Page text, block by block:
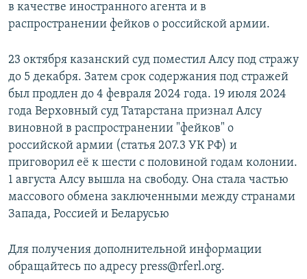
в качестве иностранного агента и в
распространении фейков о российской армии.
23 октября казанский суд поместил Алсу под стражу
до 5 декабря. Затем срок содержания под стражей
был продлен до 4 февраля 2024 года. 19 июля 2024
года Верховный суд Татарстана признал Алсу
виновной в распространении "фейков" о
российской армии (статья 207.3 УК РФ) и
приговорил её к шести с половиной годам колонии.
1 августа Алсу вышла на свободу. Она стала частью
массового обмена заключенными между странами
Запада, Россией и Беларусью
Для получения дополнительной информации
обращайтесь по адресу press@rferl.org.